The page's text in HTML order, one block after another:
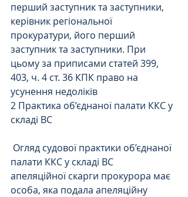
перший заступник та заступники,
керівник регіональної
прокуратури, його перший
заступник та заступники. При
цьому за приписами статей 399,
403, ч. 4 ст. 36 КПК право на
усунення недоліків
2 Практика об’єднаної палати ККС у
складі ВС
палати ККС у складі ВС
апеляційної скарги прокурора має
особа, яка подала апеляційну